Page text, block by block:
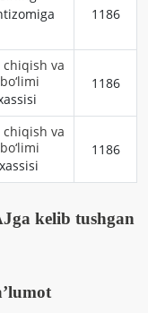
1186
va
1186
va
1186
kelib tushgan